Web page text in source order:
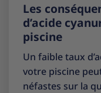
Les
d’acide
piscine
Un faible taux
votre piscine
néfastes sur la